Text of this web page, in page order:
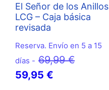
El Señor de los Anillos
LCG – Caja básica
revisada
Reserva. Envío en 5 a 15
días - 69,99€El
59,95 €